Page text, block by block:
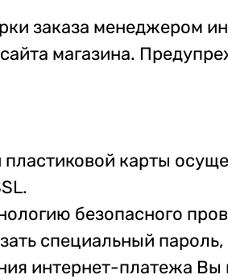
заказа менеджером
магазина.
карты
безопасного
специальный
интернет-платежа Вы